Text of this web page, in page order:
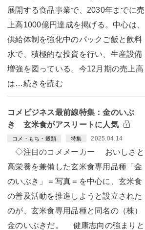
展開する食品事業で、2030年までに売
上高1000億円達成を掲げる。中心は、
供給体制を強化中のパックご飯と飲料
水で、積極的な投資を行い、生産設備
増強を図っている。今12月期の売上高
は…続きを読む
コメビジネス最前線特集：金のいぶ
き 玄米食がアスリートに人気
コメ・もち・穀類 特集 2025.04.14
◇注目のコメメーカー おいしさと
高栄養を兼備した玄米食専用品種「金
のいぶき」＝写真＝を中心に、玄米食
の普及活動を推進しようと設立された
のが、玄米食専用品種と同名の（株）
金のいぶきだ。 健康志向の強まりと